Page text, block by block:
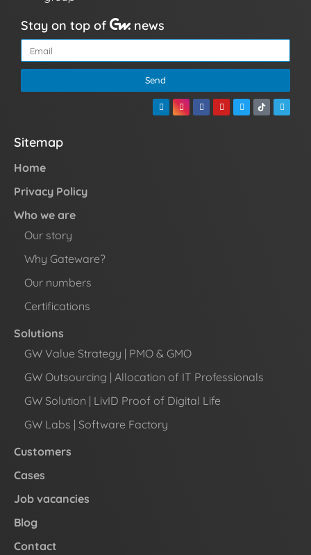
Stay on top of news
Send
Sitemap
Home
Privacy Policy
Who we are
Our story
Why Gateware?
Our numbers
Certifications
Solutions
GW Value Strategy | PMO & GMO
GW Outsourcing | Allocation of IT Professionals
GW Solution | LivID Proof of Digital Life
GW Labs | Software Factory
Customers
Cases
Job vacancies
Blog
Contact